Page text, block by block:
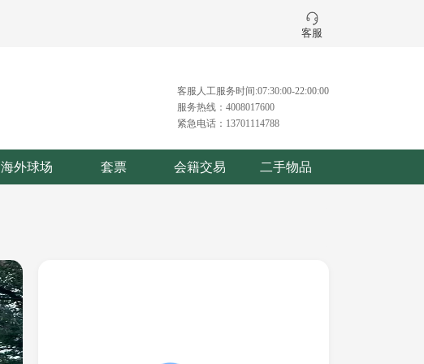
客服
客服人工服务时间:07:30:00-22:00:00
服务热线：4008017600
紧急电话：13701114788
海外球场 套票 会籍交易 二手物品